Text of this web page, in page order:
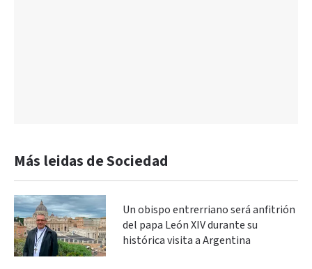
Más leidas de Sociedad
Un obispo entrerriano será anfitrión
del papa León XIV durante su
histórica visita a Argentina